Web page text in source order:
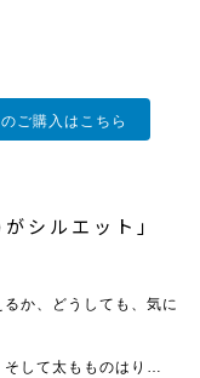
ご購入はこちら
シルエット」
か、どうしても、気に
そして太もものはり…